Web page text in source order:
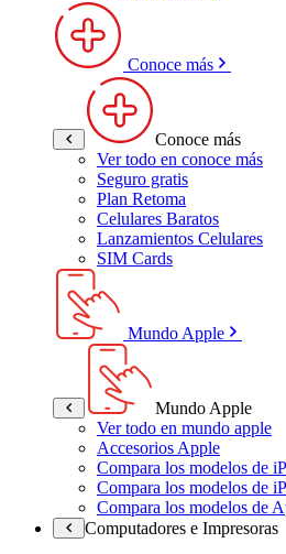
Conoce más
Conoce más
Ver todo en conoce más
Seguro gratis
Plan Retoma
Celulares Baratos
Lanzamientos Celulares
SIM Cards
Mundo Apple
Mundo Apple
Ver todo en mundo apple
Accesorios Apple
Compara los modelos de
Compara los modelos de
Compara los modelos de
Computadores e Impresoras